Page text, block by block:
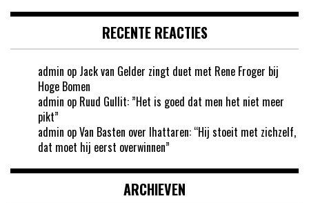
RECENTE REACTIES
admin op Jack van Gelder zingt duet met Rene Froger bij
Hoge Bomen
admin op Ruud Gullit: ”Het is goed dat men het niet meer
pikt”
admin opVan Basten over Ihattaren: “Hij stoeit met zichzelf,
dat moet hij eerst overwinnen”
ARCHIEVEN